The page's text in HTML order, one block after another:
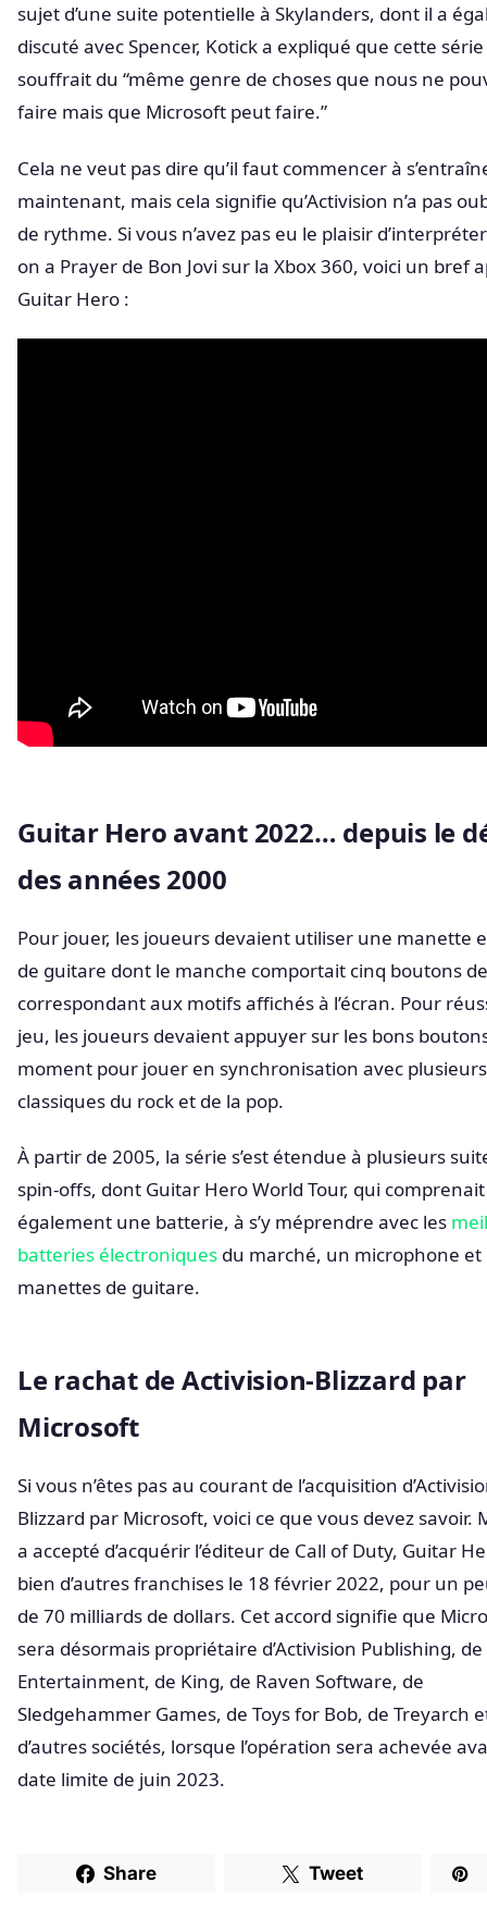
sujet d’une suite potentielle à Skylanders, dont il a
discuté avec Spencer, Kotick a expliqué que cette série
souffrait du “même genre de choses que nous ne
faire mais que Microsoft peut faire.”
Cela ne veut pas dire qu’il faut commencer à
maintenant, mais cela signifie qu’Activision n’a pas
de rythme. Si vous n’avez pas eu le plaisir d’interpréter
on a Prayer de Bon Jovi sur la Xbox 360, voici un bref
Guitar Hero :
Guitar Hero avant 2022… depuis le
des années 2000
Pour jouer, les joueurs devaient utiliser une manette
de guitare dont le manche comportait cinq boutons
correspondant aux motifs affichés à l’écran. Pour
jeu, les joueurs devaient appuyer sur les bons
moment pour jouer en synchronisation avec
classiques du rock et de la pop.
À partir de 2005, la série s’est étendue à plusieurs
spin-offs, dont Guitar Hero World Tour, qui comprenait
également une batterie, à s’y méprendre avec les
batteries électroniques du marché, un microphone et
manettes de guitare.
Le rachat de Activision-Blizzard par
Microsoft
Si vous n’êtes pas au courant de l’acquisition
Blizzard par Microsoft, voici ce que vous devez savoir.
a accepté d’acquérir l’éditeur de Call of Duty, Guitar
bien d’autres franchises le 18 février 2022, pour un
de 70 milliards de dollars. Cet accord signifie que
sera désormais propriétaire d’Activision Publishing,
Entertainment, de King, de Raven Software, de
Sledgehammer Games, de Toys for Bob, de Treyarch
d’autres sociétés, lorsque l’opération sera achevée
date limite de juin 2023.
Share Tweet